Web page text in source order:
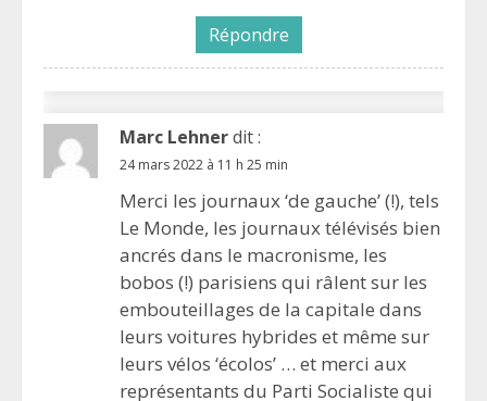
Répondre
Marc Lehnerdit :
24 mars 2022 à 11 h 25 min
Merci les journaux ‘de gauche’ (!), tels
Le Monde, les journaux télévisés bien
ancrés dans le macronisme, les
bobos (!) parisiens qui râlent sur les
embouteillages de la capitale dans
leurs voitures hybrides et même sur
leurs vélos ‘écolos’ … et merci aux
représentants du Parti Socialiste qui